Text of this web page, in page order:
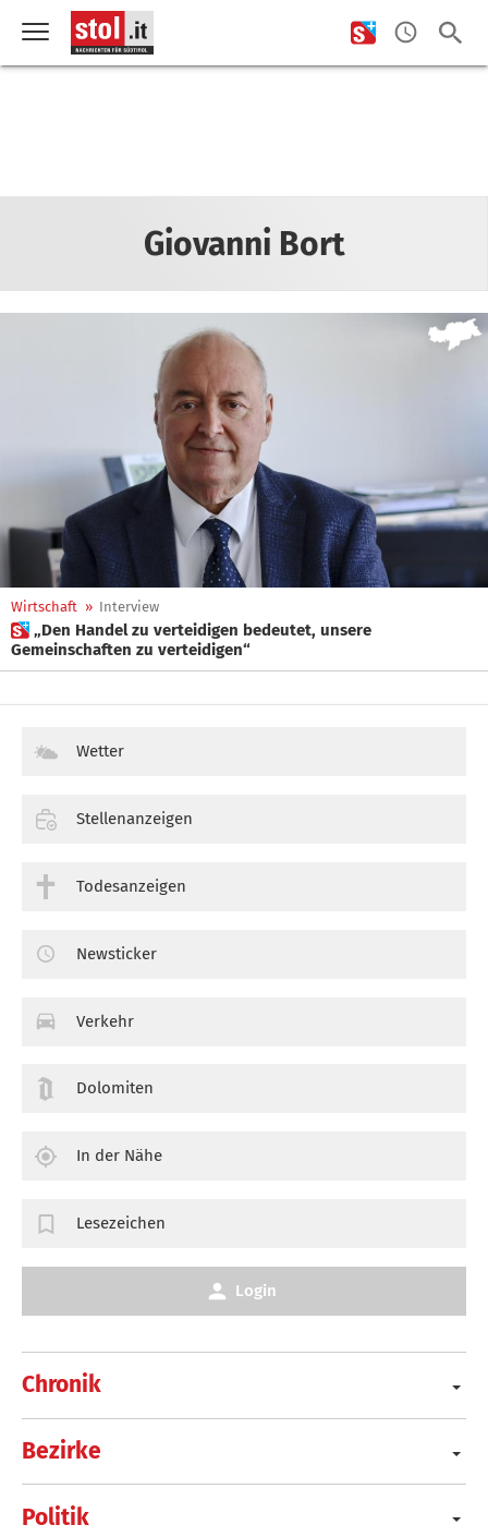
Giovanni Bort
Wirtschaft » Interview
 „Den Handel zu verteidigen bedeutet, unsere
Gemeinschaften zu verteidigen“
Chronik
Bezirke
Politik
Wetter
Stellenanzeigen
Todesanzeigen
Newsticker
Verkehr
Dolomiten
In der Nähe
Lesezeichen
Login